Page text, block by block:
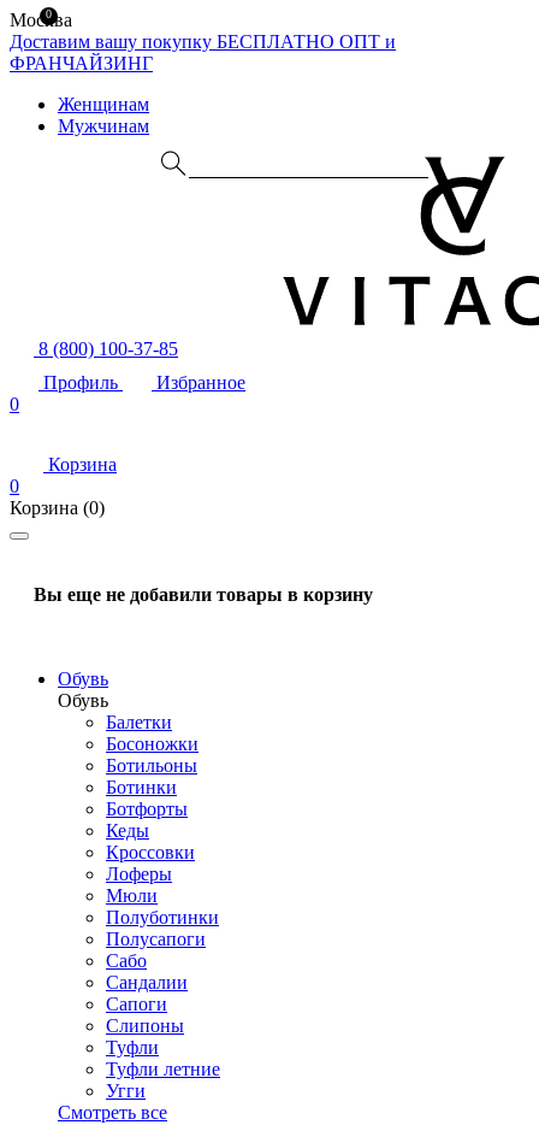
Москва
Доставим вашу покупку БЕСПЛАТНО ОПТ и
ФРАНЧАЙЗИНГ
Женщинам
Мужчинам
8 (800) 100-37-85
Профиль
Избранное
0
Корзина
0
Корзина (0)
Вы еще не добавили товары в корзину
Обувь
Обувь
Балетки
Босоножки
Ботильоны
Ботинки
Ботфорты
Кеды
Кроссовки
Лоферы
Мюли
Полуботинки
Полусапоги
Сабо
Сандалии
Сапоги
Слипоны
Туфли
Туфли летние
Угги
Смотреть все
0